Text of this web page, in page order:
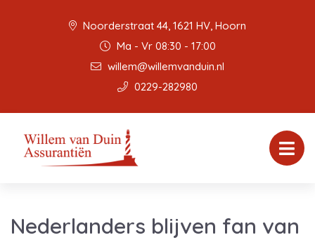
Noorderstraat 44, 1621 HV, Hoorn
Ma - Vr 08:30 - 17:00
willem@willemvanduin.nl
0229-282980
Nederlanders blijven fan van